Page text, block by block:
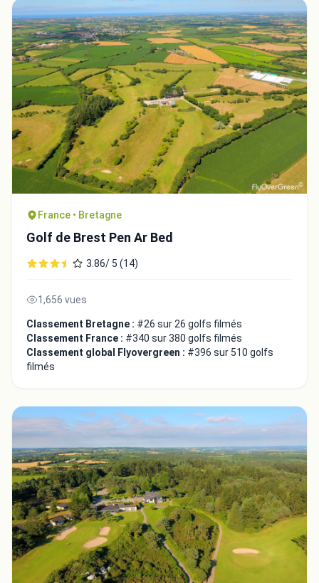
France • Bretagne
Golf de Brest Pen Ar Bed
3.86/ 5 (14)
1,656 vues
Classement Bretagne : #26 sur 26 golfs filmés
Classement France : #340 sur 380 golfs filmés
Classement global Flyovergreen : #396 sur 510 golfs
filmés